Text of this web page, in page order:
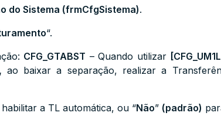
do Sistema (frmCfgSistema).
“.
CFG_GTABST – Quando utilizar
ao baixar a separação, realizar a
habilitar a TL automática, ou “Não” (padrão)